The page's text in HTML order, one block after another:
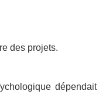
des projets.
dépendait